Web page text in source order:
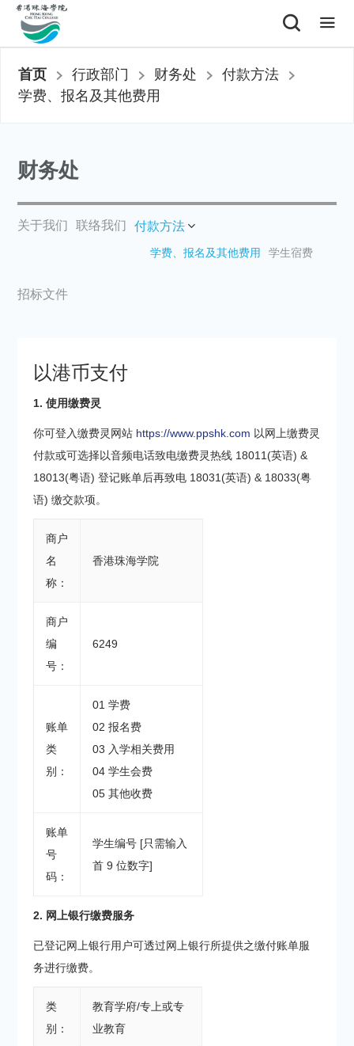
首页 行政部门 财务处
付款方法
学费、报名及其他费用
财务处
关于我们 联络我们 付款方法
学费、报名及其他费用 学生宿费
招标文件
以港币支付
1. 使用缴费灵
你可登入缴费灵网站 https://www.ppshk.com 以网上缴费灵
付款或可选择以音频电话致电缴费灵热线 18011(英语) &
18013(粤语) 登记账单后再致电 18031(英语) & 18033(粤
语) 缴交款项。
商户
名
称：
香港珠海学院
商户
编
号：
6249
账单
类
别：
01 学费
02 报名费
03 入学相关费用
04 学生会费
05 其他收费
账单
号
码：
学生编号 [只需输入
首 9 位数字]
2. 网上银行缴费服务
已登记网上银行用户可透过网上银行所提供之缴付账单服
务进行缴费。
类
别：
教育学府/专上或专
业教育